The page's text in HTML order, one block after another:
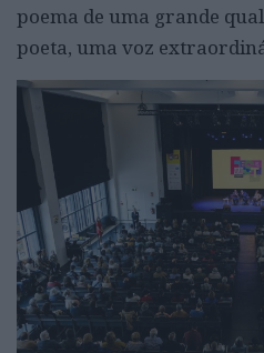
poema de uma grande
poeta, uma voz